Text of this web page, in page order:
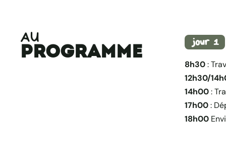
AU
programme jour1
8h30:
12h30/
14h00:
17h00:
18h00